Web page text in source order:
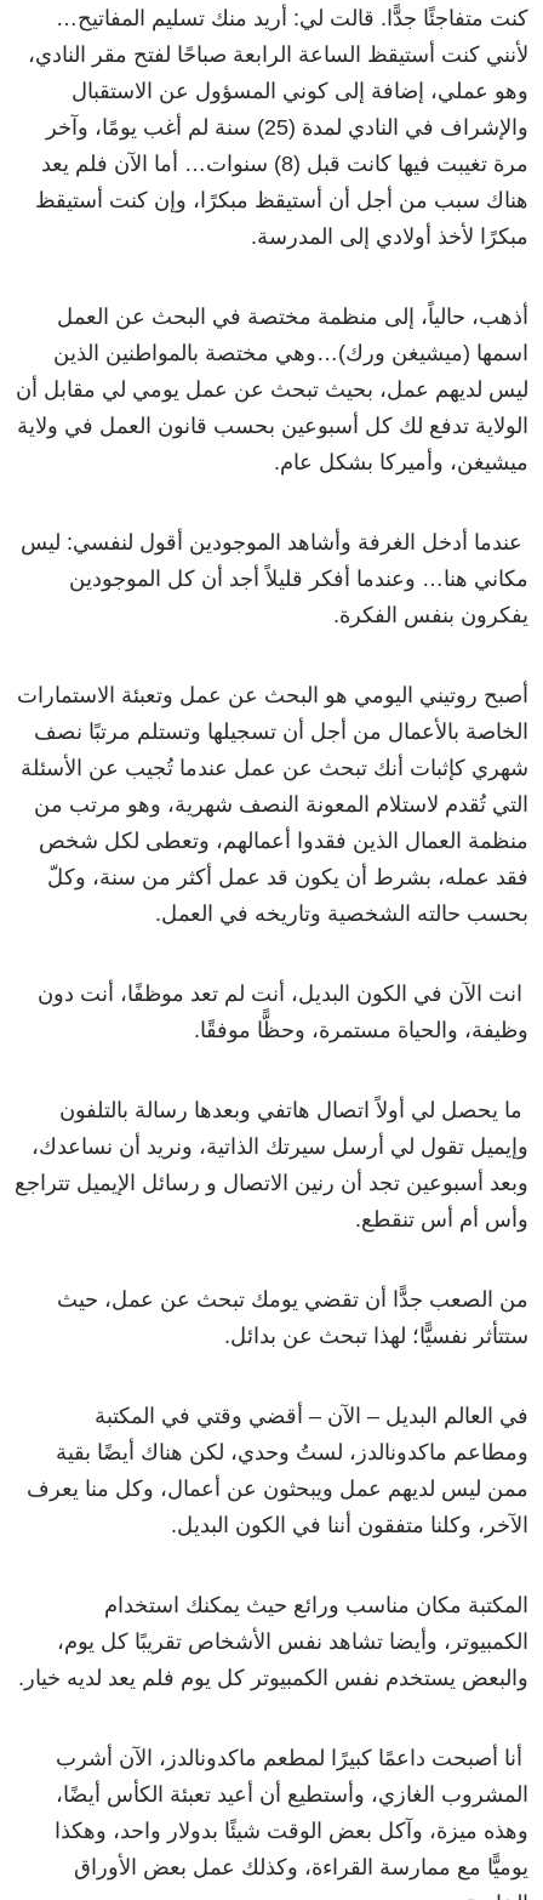
كنت متفاجئًا جدًّا. قالت لي: أريد منك تسليم المفاتيح…
لأنني كنت أستيقظ الساعة الرابعة صباحًا لفتح مقر النادي،
وهو عملي، إضافة إلى كوني المسؤول عن الاستقبال
والإشراف في النادي لمدة (25) سنة لم أغب يومًا، وآخر
مرة تغيبت فيها كانت قبل (8) سنوات… أما الآن فلم يعد
هناك سبب من أجل أن أستيقظ مبكرًا، وإن كنت أستيقظ
مبكرًا لأخذ أولادي إلى المدرسة.
أذهب، حالياً، إلى منظمة مختصة في البحث عن العمل
اسمها (ميشيغن ورك)…وهي مختصة بالمواطنين الذين
ليس لديهم عمل، بحيث تبحث عن عمل يومي لي مقابل أن
الولاية تدفع لك كل أسبوعين بحسب قانون العمل في ولاية
ميشيغن، وأميركا بشكل عام.
عندما أدخل الغرفة وأشاهد الموجودين أقول لنفسي: ليس
مكاني هنا… وعندما أفكر قليلاً أجد أن كل الموجودين
يفكرون بنفس الفكرة.
أصبح روتيني اليومي هو البحث عن عمل وتعبئة الاستمارات
الخاصة بالأعمال من أجل أن تسجيلها وتستلم مرتبًا نصف
شهري كإثبات أنك تبحث عن عمل عندما تُجيب عن الأسئلة
التي تُقدم لاستلام المعونة النصف شهرية، وهو مرتب من
منظمة العمال الذين فقدوا أعمالهم، وتعطى لكل شخص
فقد عمله، بشرط أن يكون قد عمل أكثر من سنة، وكلّ
بحسب حالته الشخصية وتاريخه في العمل.
انت الآن في الكون البديل، أنت لم تعد موظفًا، أنت دون
وظيفة، والحياة مستمرة، وحظًّا موفقًا.
ما يحصل لي أولاً اتصال هاتفي وبعدها رسالة بالتلفون
وإيميل تقول لي أرسل سيرتك الذاتية، ونريد أن نساعدك،
وبعد أسبوعين تجد أن رنين الاتصال و رسائل الإيميل تتراجع
وأس أم أس تنقطع.
من الصعب جدًّا أن تقضي يومك تبحث عن عمل، حيث
ستتأثر نفسيًّا؛ لهذا تبحث عن بدائل.
في العالم البديل – الآن – أقضي وقتي في المكتبة
ومطاعم ماكدونالدز، لستُ وحدي، لكن هناك أيضًا بقية
ممن ليس لديهم عمل ويبحثون عن أعمال، وكل منا يعرف
الآخر، وكلنا متفقون أننا في الكون البديل.
المكتبة مكان مناسب ورائع حيث يمكنك استخدام
الكمبيوتر، وأيضا تشاهد نفس الأشخاص تقريبًا كل يوم،
والبعض يستخدم نفس الكمبيوتر كل يوم فلم يعد لديه خيار.
أنا أصبحت داعمًا كبيرًا لمطعم ماكدونالدز، الآن أشرب
المشروب الغازي، وأستطيع أن أعيد تعبئة الكأس أيضًا،
وهذه ميزة، وآكل بعض الوقت شيئًا بدولار واحد، وهكذا
يوميًّا مع ممارسة القراءة، وكذلك عمل بعض الأوراق